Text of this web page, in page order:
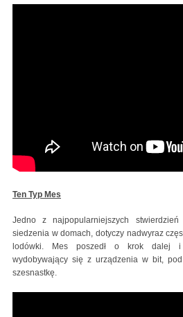
Ten Typ Mes
Jedno z najpopularniejszych stwierdzień
siedzenia w domach, dotyczy nadwyraz
lodówki. Mes poszedł o krok dalej i
wydobywający się z urządzenia w bit,
szesnastkę.